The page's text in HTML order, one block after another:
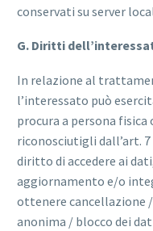
conservati su server
G. Diritti
In relazione al
l’interessato può
procura a persona
riconosciutigli dall’art. 7
diritto di accedere ai
aggiornamento e/o
ottenere cancellazione
anonima / blocco dei